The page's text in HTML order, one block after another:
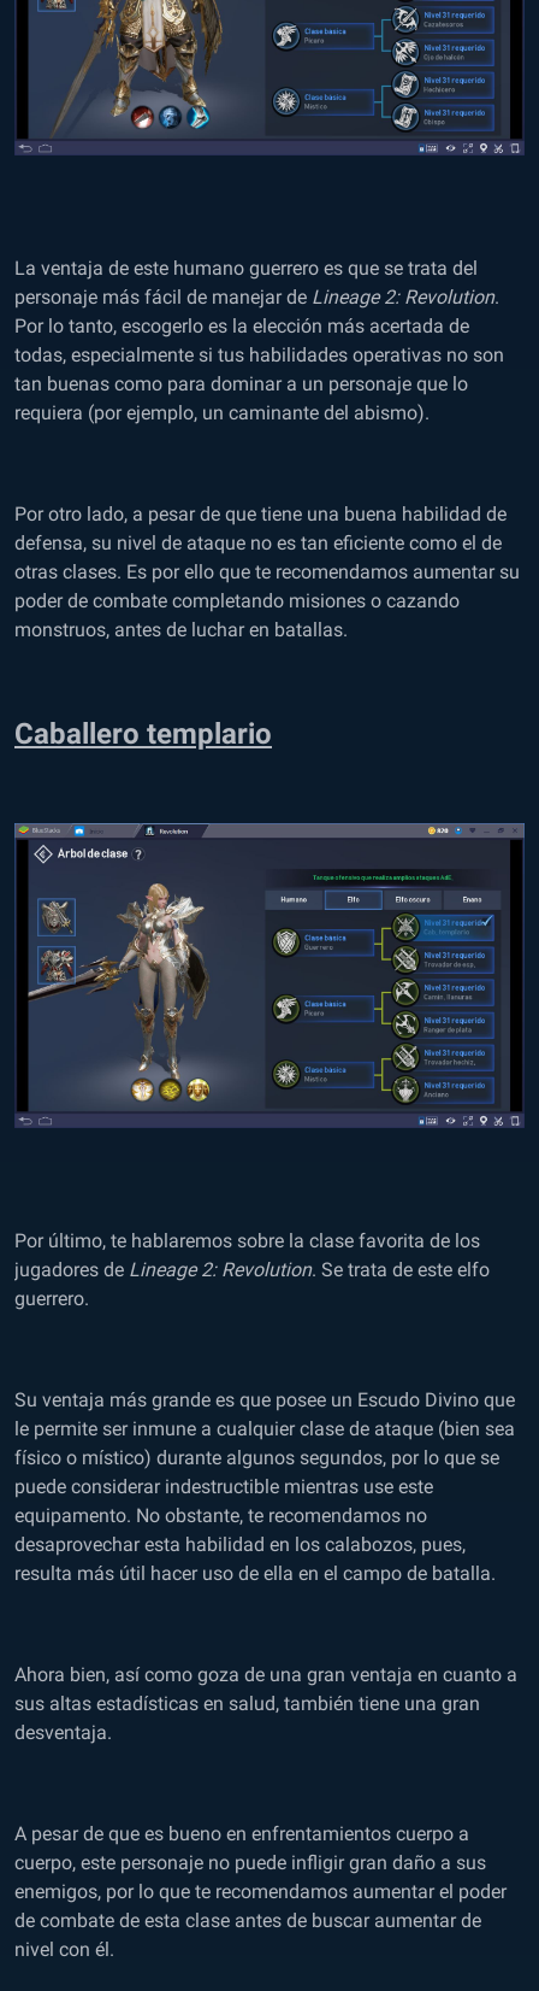
La ventaja de este humano guerrero es que se trata del
personaje más fácil de manejar de Lineage 2: Revolution.
Por lo tanto, escogerlo es la elección más acertada de
todas, especialmente si tus habilidades operativas no son
tan buenas como para dominar a un personaje que lo
requiera (por ejemplo, un caminante del abismo).
Por otro lado, a pesar de que tiene una buena habilidad de
defensa, su nivel de ataque no es tan eficiente como el de
otras clases. Es por ello que te recomendamos aumentar su
poder de combate completando misiones o cazando
monstruos, antes de luchar en batallas.
Caballero templario
Por último, te hablaremos sobre la clase favorita de los
jugadores de Lineage 2: Revolution. Se trata de este elfo
guerrero.
Su ventaja más grande es que posee un Escudo Divino que
le permite ser inmune a cualquier clase de ataque (bien sea
físico o místico) durante algunos segundos, por lo que se
puede considerar indestructible mientras use este
equipamento. No obstante, te recomendamos no
desaprovechar esta habilidad en los calabozos, pues,
resulta más útil hacer uso de ella en el campo de batalla.
Ahora bien, así como goza de una gran ventaja en cuanto a
sus altas estadísticas en salud, también tiene una gran
desventaja.
A pesar de que es bueno en enfrentamientos cuerpo a
cuerpo, este personaje no puede infligir gran daño a sus
enemigos, por lo que te recomendamos aumentar el poder
de combate de esta clase antes de buscar aumentar de
nivel con él.